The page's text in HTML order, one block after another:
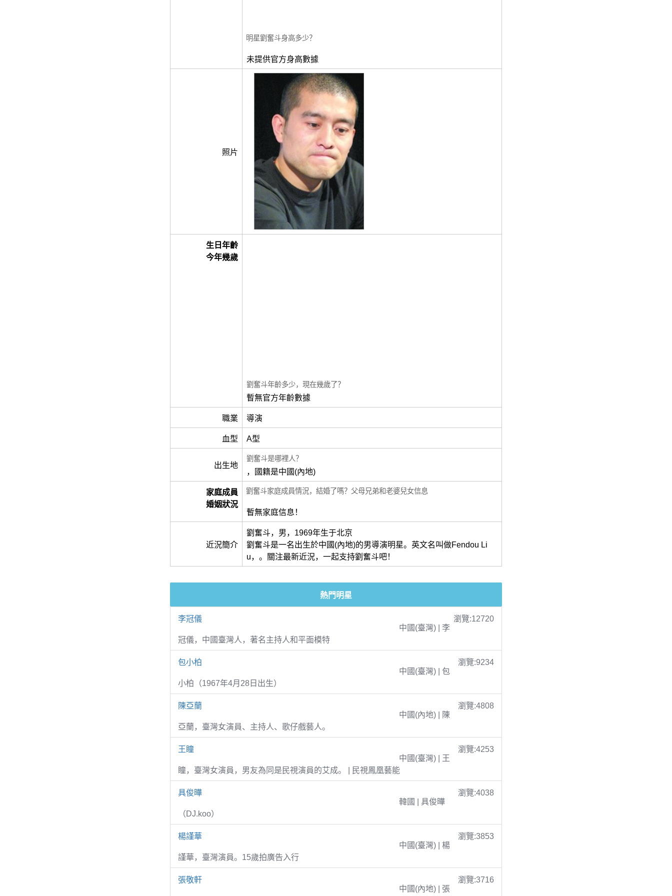
明星劉奮斗身高多少？
未提供官方身高數據
照片
生日年齡
今年幾歲
劉奮斗年齡多少，現在幾歲了？
暫無官方年齡數據
職業 導演
血型 A型
出生地
劉奮斗是哪裡人？
，國籍是中國(內地)
家庭成員
婚姻狀況
劉奮斗家庭成員情況，結婚了嗎？父母兄弟和老婆兒女信息
暫無家庭信息！
近況簡介
劉奮斗，男，1969年生于北京
劉奮斗是一名出生於中國(內地)的男導演明星。英文名叫做Fendou Li
u，。關注最新近況，一起支持劉奮斗吧！
熱門明星
李冠儀
瀏覽:12720
中國(臺灣) | 李
冠儀，中國臺灣人，著名主持人和平面模特
包小柏
瀏覽:9234
中國(臺灣) | 包
小柏（1967年4月28日出生）
陳亞蘭
瀏覽:4808
中國(內地) | 陳
亞蘭，臺灣女演員、主持人、歌仔戲藝人。
王瞳
瀏覽:4253
中國(臺灣) | 王
瞳，臺灣女演員，男友為同是民視演員的艾成。 | 民視鳳凰藝能
具俊曄
瀏覽:4038
韓國 | 具俊曄
（DJ.koo）
楊謹華
瀏覽:3853
中國(臺灣) | 楊
謹華，臺灣演員。15歲拍廣告入行
張敬軒
瀏覽:3716
中國(內地) | 張